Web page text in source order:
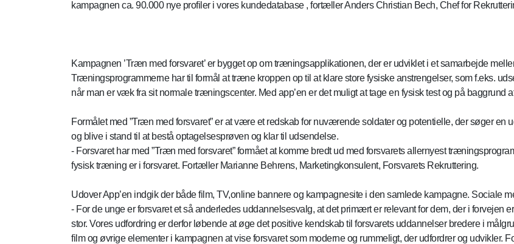
kampagnen ca. 90.000 nye profiler i vores kundedatabase , fortæller Anders Christian Bech, Chef for
Kampagnen ’Træn med forsvaret’ er bygget op om træningsapplikationen, der er udviklet i et samarbejde
Træningsprogrammerne har til formål at træne kroppen op til at klare store fysiske anstrengelser, som f.eks.
når man er væk fra sit normale træningscenter. Med app’en er det muligt at tage en fysisk test og på baggrund
Formålet med ”Træn med forsvaret” er at være et redskab for nuværende soldater og potentielle, der søger en
og blive i stand til at bestå optagelsesprøven og klar til udsendelse.
- Forsvaret har med ”Træn med forsvaret” formået at komme bredt ud med forsvarets allernyest
fysisk træning er i forsvaret. Fortæller Marianne Behrens, Marketingkonsulent, Forsvarets Rekruttering.
Udover App’en indgik der både film, TV,online bannere og kampagnesite i den samlede kampagne. Sociale
- For de unge er forsvaret et så anderledes uddannelsesvalg, at det primært er relevant for dem, der i forvejen
stor. Vores udfordring er derfor løbende at øge det positive kendskab til forsvarets uddannelser bredere i
film og øvrige elementer i kampagnen at vise forsvaret som moderne og rummeligt, der udfordrer og udvikler.